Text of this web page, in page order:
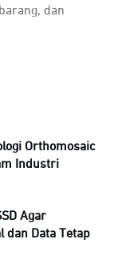
dan
Orthomosaic
Industri
Agar
dan Data Tetap